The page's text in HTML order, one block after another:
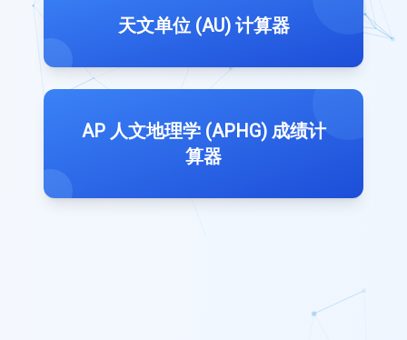
天文单位 (AU) 计算器
AP 人文地理学 (APHG) 成绩计
算器